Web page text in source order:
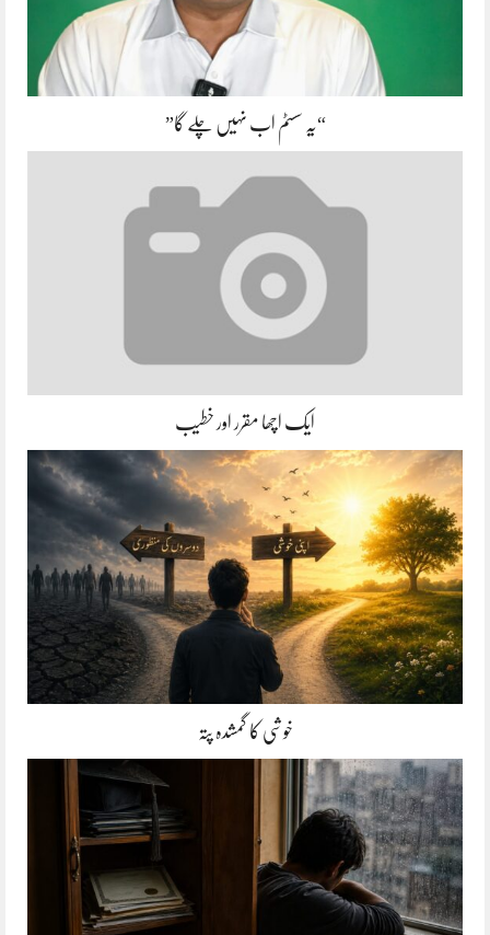
“یہ سسٹم اب نہیں چلے گا”
ایک اچھا مقرر اور خطیب
خوشی کا گمشدہ پتہ